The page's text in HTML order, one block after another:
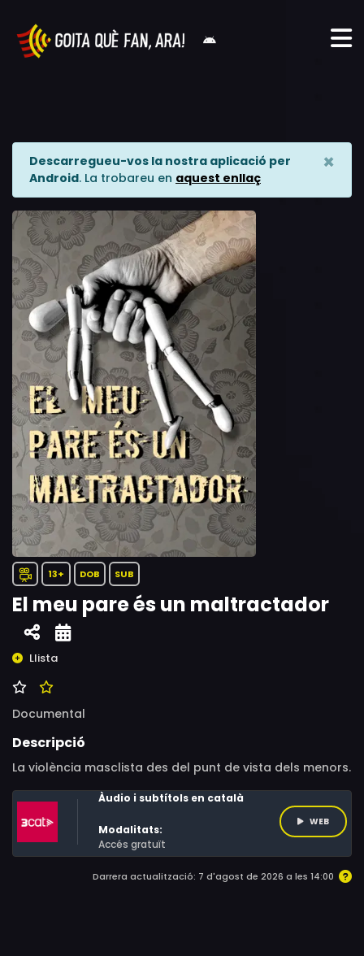
Descarregueu-vos la nostra aplicació per
Android. La trobareu en aquest enllaç
×
13+ DOB SUB
El meu pare és un maltractador
Llista
Documental
Descripció
La violència masclista des del punt de vista dels menors.
Àudio i subtítols en català
Modalitats:
Accés gratuït
WEB
Darrera actualització: 7 d'agost de 2026 a les 14:00